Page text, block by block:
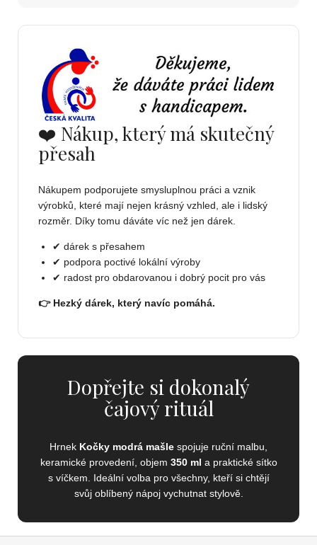
❤️ Nákup, který má skutečný
přesah
Nákupem podporujete smysluplnou práci a vznik
výrobků, které mají nejen krásný vzhled, ale i lidský
rozměr. Díky tomu dáváte víc než jen dárek.
✔ dárek s přesahem
✔ podpora poctivé lokální výroby
✔ radost pro obdarovanou i dobrý pocit pro vás
👉 Hezký dárek, který navíc pomáhá.
Dopřejte si dokonalý
čajový rituál
Hrnek Kočky modrá mašle spojuje ruční malbu,
keramické provedení, objem 350 ml a praktické sítko
s víčkem. Ideální volba pro všechny, kteří si chtějí
svůj oblíbený nápoj vychutnat stylově.